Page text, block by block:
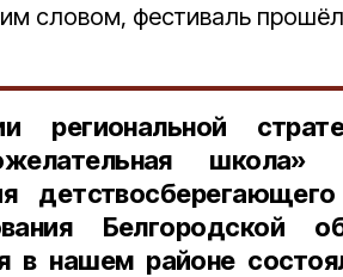
словом, фестиваль
региональной
школа»
детствосберегающего
Белгородской
в нашем районе